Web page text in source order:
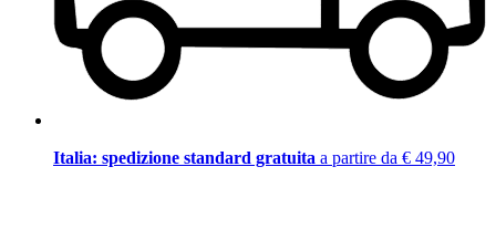
Italia: spedizione standard gratuita a partire da € 49,90